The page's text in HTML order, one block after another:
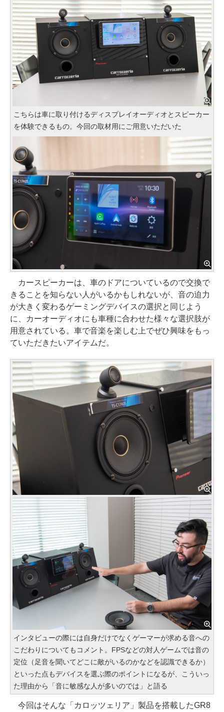
こちらは車に取り付けるディスプレイオーディオとスピーカー
を体験できるもの。今回の取材用にご用意いただいた
カースピーカーは、車のドアについているので交換で
きることを知らない人がいるかもしれないが、音の迫力
が大きく変わるゲーミングデバイスの選択と同じよう
に、カーオーディオにも車種に合わせた様々な選択肢が
用意されている。車で音楽を楽しむ上でぜひ興味をもっ
ていただきたいアイテムだ。
インタビューの際には自身だけでなくゲーマーが求める音への
こだわりについてもコメント。FPSなどの対人ゲームでは音の
定位（足音を聞いてどこに敵がいるのかなどを認識できるか）
といった点もデバイスを選ぶ際のポイントになるが、こういっ
た理由から「音に敏感な人が多いのでは」と語る
今回はそんな「カロッツェリア」製品を搭載したGR8